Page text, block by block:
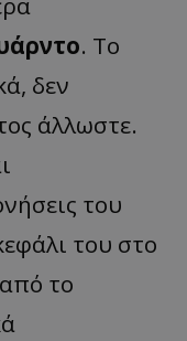
. Το
δεν
άλλωστε.
του
του στο
το